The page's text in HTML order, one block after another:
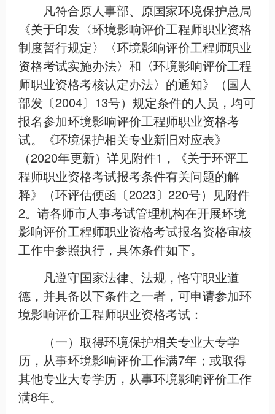
凡符合原人事部、原国家环境保护总局
《关于印发〈环境影响评价工程师职业资格
制度暂行规定〉〈环境影响评价工程师职业
资格考试实施办法〉和〈环境影响评价工程
师职业资格考核认定办法〉的通知》（国人
部发〔2004〕13号）规定条件的人员，均可
报名参加环境影响评价工程师职业资格考
试。《环境保护相关专业新旧对应表》
（2020年更新）详见附件1，《关于环评工
程师职业资格考试报考条件有关问题的解
释》（环评估便函〔2023〕220号）见附件
2。请各师市人事考试管理机构在开展环境
影响评价工程师职业资格考试报名资格审核
工作中参照执行，具体条件如下。
凡遵守国家法律、法规，恪守职业道
德，并具备以下条件之一者，可申请参加环
境影响评价工程师职业资格考试：
（一）取得环境保护相关专业大专学
历，从事环境影响评价工作满7年；或取得
其他专业大专学历，从事环境影响评价工作
满8年。